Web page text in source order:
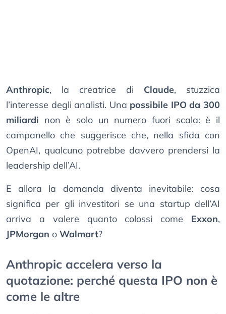
Anthropic, la creatrice di Claude, stuzzica
l’interesse degli analisti. Una possibile IPO da 300
miliardi non è solo un numero fuori scala: è il
campanello che suggerisce che, nella sfida con
OpenAI, qualcuno potrebbe davvero prendersi la
leadership dell’AI.
E allora la domanda diventa inevitabile: cosa
significa per gli investitori se una startup dell’AI
arriva a valere quanto colossi come Exxon,
JPMorgan o Walmart?
Anthropic accelera verso la
quotazione: perché questa IPO non è
come le altre